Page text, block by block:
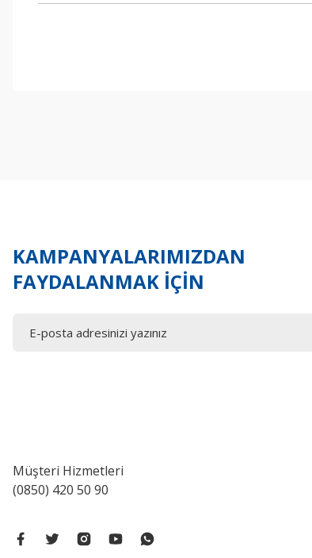
KAMPANYALARIMIZDAN
FAYDALANMAK İÇİN
Müşteri Hizmetleri
(0850) 420 50 90